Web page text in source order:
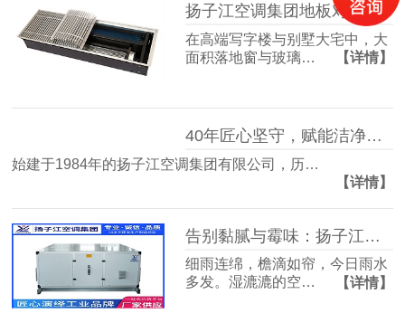
扬子江空调集团地板对流器：破解冬冷夏热难题，打造四季如春的舒适空间
在高端写字楼与别墅大宅中，大
面积落地窗与玻璃…
【详情】
40年匠心坚守，赋能洁净空气未来
始建于1984年的扬子江空调集团有限公司，历…
【详情】
告别黏腻与霉味：扬子江空调的梅雨季舒适生活指南
细雨连绵，檐滴如帘，今日雨水
多发。湿漉漉的空…
【详情】